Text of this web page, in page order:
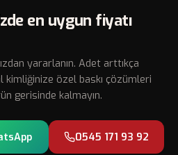
en uygun fiyatı
yararlanın. Adet arttıkça
özel baskı çözümleri
gerisinde kalmayın.
0545 171 93 92